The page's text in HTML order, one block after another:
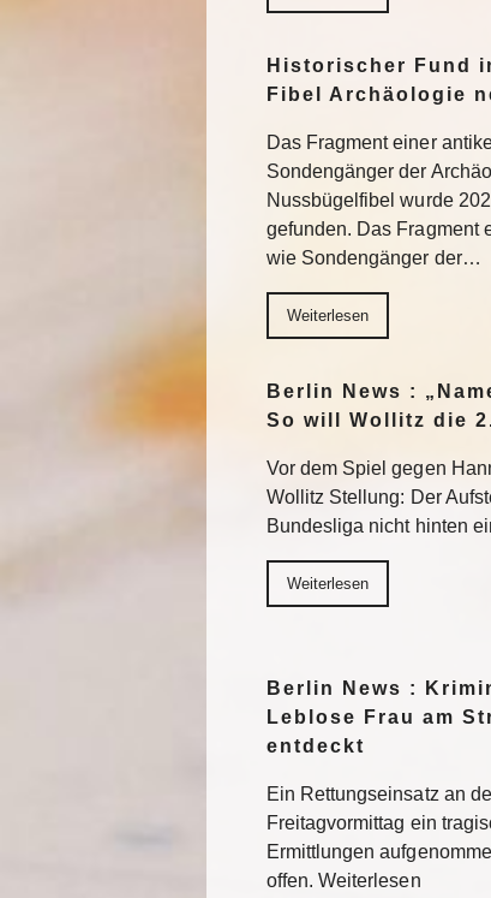
Historischer Fund
Fibel Archäologie
Das Fragment einer
Sondengänger der
Nussbügelfibel wurde
gefunden. Das Fragment
wie Sondengänger der…
Weiterlesen
Berlin News :
So will Wollitz die
Vor dem Spiel gegen
Wollitz Stellung: Der
Bundesliga nicht hinten
Weiterlesen
Berlin News :
Leblose Frau am
entdeckt
Ein Rettungseinsatz an
Freitagvormittag ein
Ermittlungen
offen. Weiterlesen